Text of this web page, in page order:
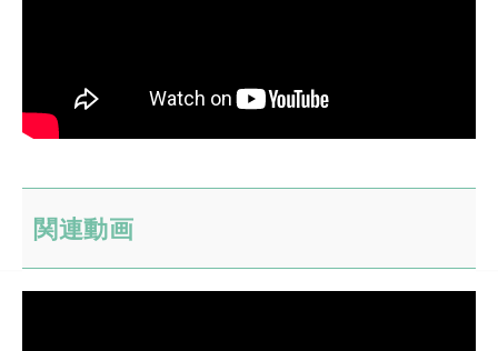
関連動画